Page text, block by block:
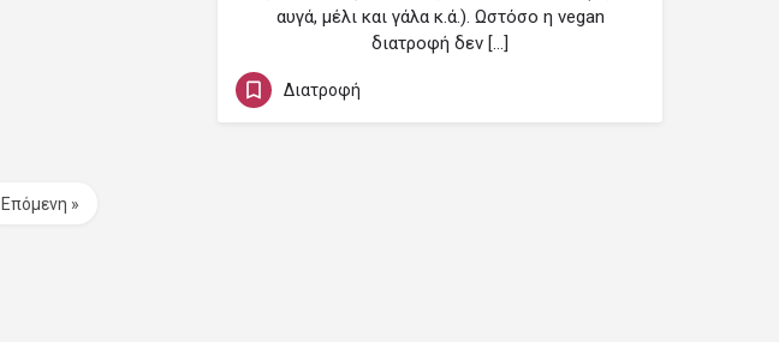
αυγά, μέλι και γάλα κ.ά.). Ωστόσο η vegan
διατροφή δεν […]
Διατροφή
Επόμενη »